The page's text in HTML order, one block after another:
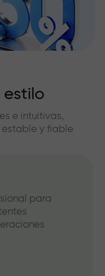
estilo
e intuitivas,
estable y fiable
para